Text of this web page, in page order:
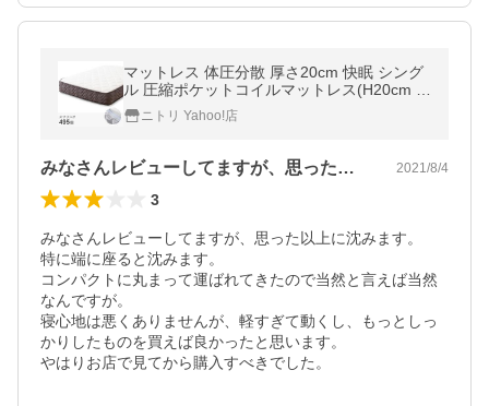
マットレス 体圧分散 厚さ20cm 快眠 シング
ル 圧縮ポケットコイルマットレス(H20cm シ
ングル) ニトリ
ニトリ Yahoo!店
みなさんレビューしてますが、思った以上… 2021/8/4
3
みなさんレビューしてますが、思った以上に沈みます。
特に端に座ると沈みます。
コンパクトに丸まって運ばれてきたので当然と言えば当然
なんですが。
寝心地は悪くありませんが、軽すぎて動くし、もっとしっ
かりしたものを買えば良かったと思います。
やはりお店で見てから購入すべきでした。